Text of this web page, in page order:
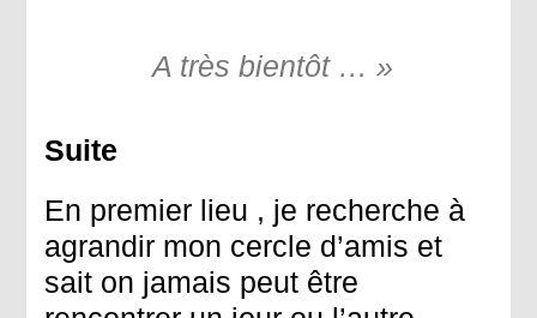
A très bientôt … »
Suite
En premier lieu , je recherche à
agrandir mon cercle d’amis et
sait on jamais peut être